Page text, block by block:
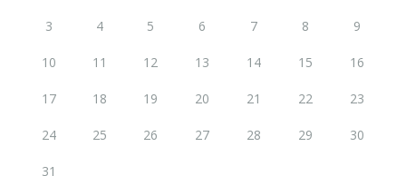
3 4 5 6 7 8 9
10 11 12 13 14 15 16
17 18 19 20 21 22 23
24 25 26 27 28 29 30
31